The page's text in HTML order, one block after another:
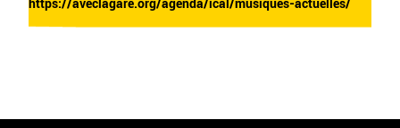
https://aveclagare.org/agenda/ical/musiques-actuelles/